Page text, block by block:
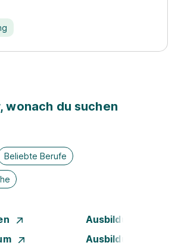
wonach du suchen
Beliebte Berufe
Ausbildung
Ausbildung Bonn